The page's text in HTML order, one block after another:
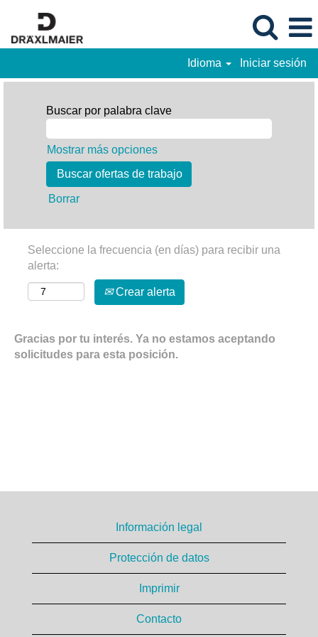
Idioma Iniciar sesión
Buscar por palabra clave
Mostrar más opciones
Borrar
Seleccione la frecuencia (en días) para recibir una
alerta:
Crear alerta
Gracias por tu interés. Ya no estamos aceptando
solicitudes para esta posición.
Información legal
Protección de datos
Imprimir
Contacto